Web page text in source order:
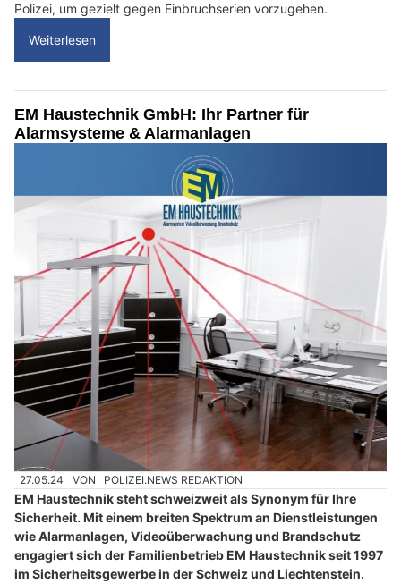
Polizei, um gezielt gegen Einbruchserien vorzugehen.
Weiterlesen
EM Haustechnik GmbH: Ihr Partner für
Alarmsysteme & Alarmanlagen
27.05.24 VON POLIZEI.NEWS REDAKTION
EM Haustechnik steht schweizweit als Synonym für Ihre
Sicherheit. Mit einem breiten Spektrum an Dienstleistungen
wie Alarmanlagen, Videoüberwachung und Brandschutz
engagiert sich der Familienbetrieb EM Haustechnik seit 1997
im Sicherheitsgewerbe in der Schweiz und Liechtenstein.